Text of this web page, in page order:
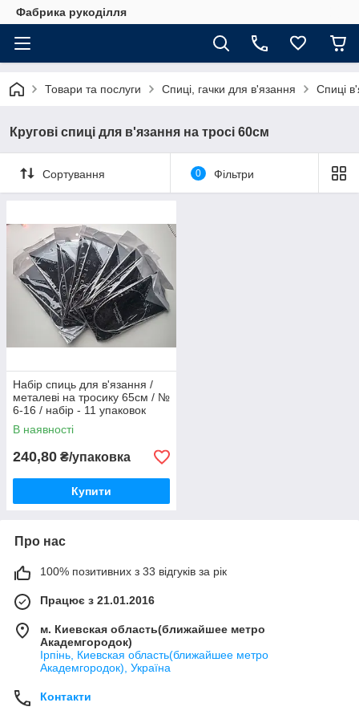
Фабрика рукоділля
Товари та послуги Спиці, гачки для в'язання Спиці
Кругові спиці для в'язання на тросі 60см
Сортування 0 Фільтри
Набір спиць для в'язання /
металеві на тросику 65см / №
6-16 / набір - 11 упаковок
В наявності
240,80 ₴/упаковка
Купити
Про нас
100% позитивних з 33 відгуків за рік
Працює з 21.01.2016
м. Киевская область(ближайшее метро
Академгородок)
Ірпінь, Киевская область(ближайшее метро
Академгородок), Україна
Контакти